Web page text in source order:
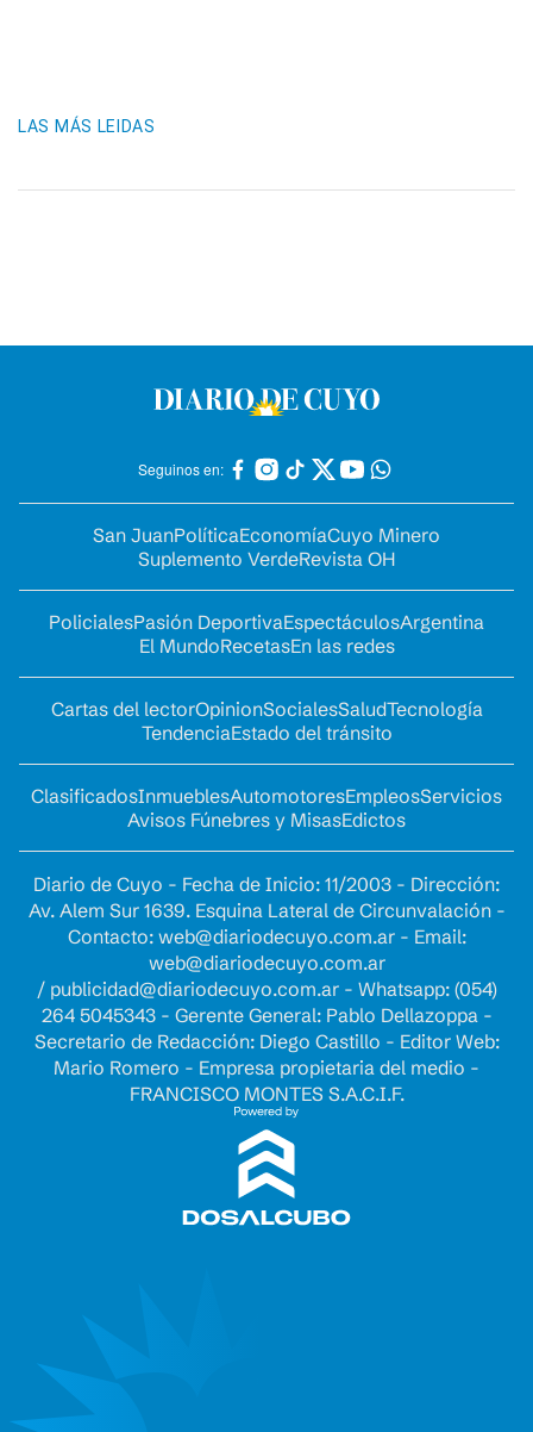
LAS MÁS LEIDAS
Seguinos en:
San JuanPolíticaEconomíaCuyo Minero
Suplemento VerdeRevista OH
PolicialesPasión DeportivaEspectáculosArgentina
El MundoRecetasEn las redes
Cartas del lectorOpinionSocialesSaludTecnología
TendenciaEstado del tránsito
ClasificadosInmueblesAutomotoresEmpleosServicios
Avisos Fúnebres y MisasEdictos
Diario de Cuyo - Fecha de Inicio: 11/2003 - Dirección:
Av. Alem Sur 1639. Esquina Lateral de Circunvalación -
Contacto: web@diariodecuyo.com.ar- Email:
web@diariodecuyo.com.ar
/ publicidad@diariodecuyo.com.ar- Whatsapp: (054)
264 5045343 - Gerente General: Pablo Dellazoppa -
Secretario de Redacción: Diego Castillo - Editor Web:
Mario Romero - Empresa propietaria del medio -
FRANCISCO MONTES S.A.C.I.F.